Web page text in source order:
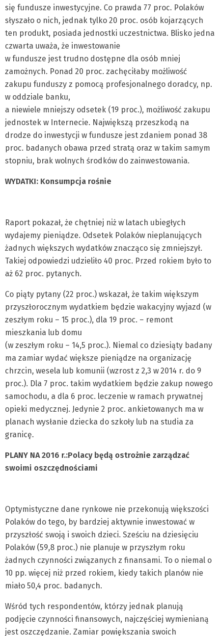
się fundusze inwestycyjne. Co prawda 77 proc. Polaków
słyszało o nich, jednak tylko 20 proc. osób kojarzących
ten produkt, posiada jednostki uczestnictwa. Blisko jedna
czwarta uważa, że inwestowanie
w fundusze jest trudno dostępne dla osób mniej
zamożnych. Ponad 20 proc. zachęciłaby możliwość
zakupu funduszy z pomocą profesjonalnego doradcy, np.
w oddziale banku,
a niewiele mniejszy odsetek (19 proc.), możliwość zakupu
jednostek w Internecie. Największą przeszkodą na
drodze do inwestycji w fundusze jest zdaniem ponad 38
proc. badanych obawa przed stratą oraz w takim samym
stopniu, brak wolnych środków do zainwestowania.
WYDATKI: Konsumpcja rośnie
Raport pokazał, że chętniej niż w latach ubiegłych
wydajemy pieniądze. Odsetek Polaków nieplanujących
żadnych większych wydatków znacząco się zmniejszył.
Takiej odpowiedzi udzieliło 40 proc. Przed rokiem było to
aż 62 proc. pytanych.
Co piąty pytany (22 proc.) wskazał, że takim większym
przyszłorocznym wydatkiem będzie wakacyjny wyjazd (w
zeszłym roku – 15 proc.), dla 19 proc. – remont
mieszkania lub domu
(w zeszłym roku – 14,5 proc.). Niemal co dziesiąty badany
ma zamiar wydać większe pieniądze na organizację
chrzcin, wesela lub komunii (wzrost z 2,3 w 2014 r. do 9
proc.). Dla 7 proc. takim wydatkiem będzie zakup nowego
samochodu, a dla 6 proc. leczenie w ramach prywatnej
opieki medycznej. Jedynie 2 proc. ankietowanych ma w
planach wysłanie dziecka do szkoły lub na studia za
granicę.
PLANY NA 2016 r.:Polacy będą ostrożnie zarządzać
swoimi oszczędnościami
Optymistyczne dane rynkowe nie przekonują większości
Polaków do tego, by bardziej aktywnie inwestować w
przyszłość swoją i swoich dzieci. Sześciu na dziesięciu
Polaków (59,8 proc.) nie planuje w przyszłym roku
żadnych czynności związanych z finansami. To o niemal o
10 pp. więcej niż przed rokiem, kiedy takich planów nie
miało 50,4 proc. badanych.
Wśród tych respondentów, którzy jednak planują
podjęcie czynności finansowych, najczęściej wymienianą
jest oszczędzanie. Zamiar powiększania swoich